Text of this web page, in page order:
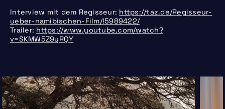
Interview mit dem Regisseur: https://taz.de/Regisseur-
ueber-namibischen-Film/!5989422/
Trailer: https://www.youtube.com/watch?
v=SKMW5Z9yRQY